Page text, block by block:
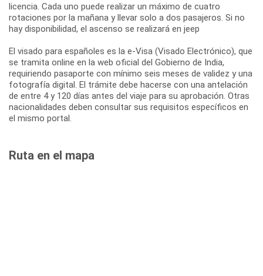
licencia. Cada uno puede realizar un máximo de cuatro
rotaciones por la mañana y llevar solo a dos pasajeros. Si no
hay disponibilidad, el ascenso se realizará en jeep
El visado para españoles es la e-Visa (Visado Electrónico), que
se tramita online en la web oficial del Gobierno de India,
requiriendo pasaporte con mínimo seis meses de validez y una
fotografía digital. El trámite debe hacerse con una antelación
de entre 4 y 120 días antes del viaje para su aprobación. Otras
nacionalidades deben consultar sus requisitos específicos en
el mismo portal.
Ruta en el mapa